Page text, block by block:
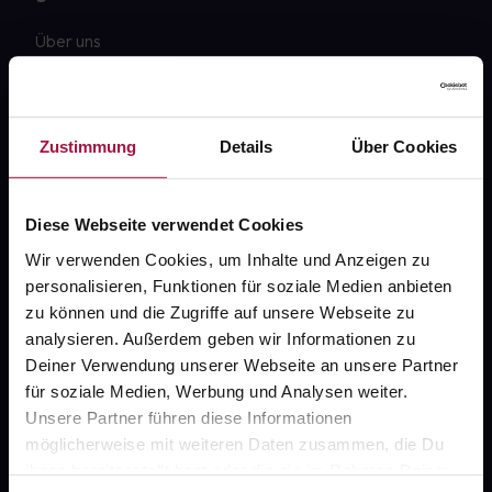
Zustimmung Details Über Cookies
Diese Webseite verwendet Cookies
Wir verwenden Cookies, um Inhalte und Anzeigen zu
personalisieren, Funktionen für soziale Medien anbieten
zu können und die Zugriffe auf unsere Webseite zu
analysieren. Außerdem geben wir Informationen zu
Deiner Verwendung unserer Webseite an unsere Partner
für soziale Medien, Werbung und Analysen weiter.
Unsere Partner führen diese Informationen
möglicherweise mit weiteren Daten zusammen, die Du
ihnen bereitgestellt hast oder die sie im Rahmen Deiner
Über uns
Newsletter
Sanitätshäuser
AGB
Impressum